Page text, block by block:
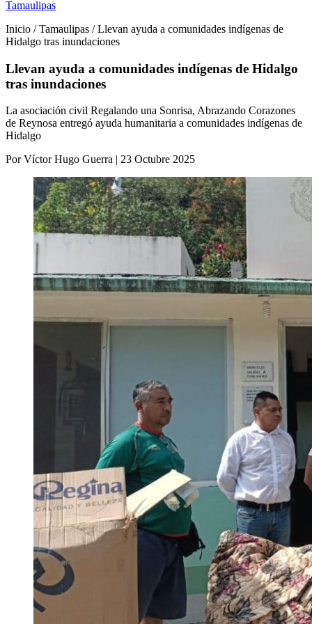
Tamaulipas
Inicio / Tamaulipas / Llevan ayuda a comunidades indígenas de
Hidalgo tras inundaciones
Llevan ayuda a comunidades indígenas de Hidalgo
tras inundaciones
La asociación civil Regalando una Sonrisa, Abrazando Corazones
de Reynosa entregó ayuda humanitaria a comunidades indígenas de
Hidalgo
Por Víctor Hugo Guerra | 23 Octubre 2025